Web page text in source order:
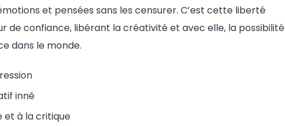
et pensées sans les censurer. C’est cette liberté
de confiance, libérant la créativité et avec elle, la possibilité
dans le monde.
inné
et à la critique